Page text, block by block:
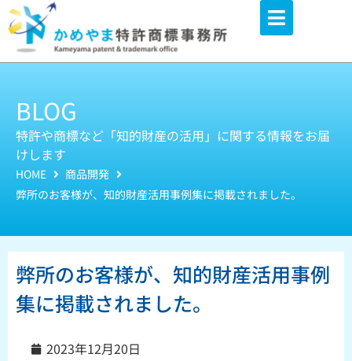
内
容
BLOG
特許や商標など「知的財産の活用」に関する情報をお届
けします
HOME
商品開発
弊所のお客様が、知的財産活用事例集に掲載されました。
弊所のお客様が、知的財産活用事例
集に掲載されました。
2023年12月20日